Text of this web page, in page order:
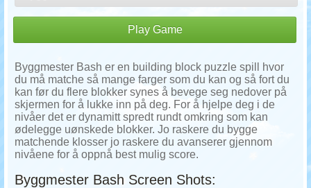
Play Game
Byggmester Bash er en building block puzzle spill hvor
du må matche så mange farger som du kan og så fort du
kan før du flere blokker synes å bevege seg nedover på
skjermen for å lukke inn på deg. For å hjelpe deg i de
nivåer det er dynamitt spredt rundt omkring som kan
ødelegge uønskede blokker. Jo raskere du bygge
matchende klosser jo raskere du avanserer gjennom
nivåene for å oppnå best mulig score.
Byggmester Bash Screen Shots: